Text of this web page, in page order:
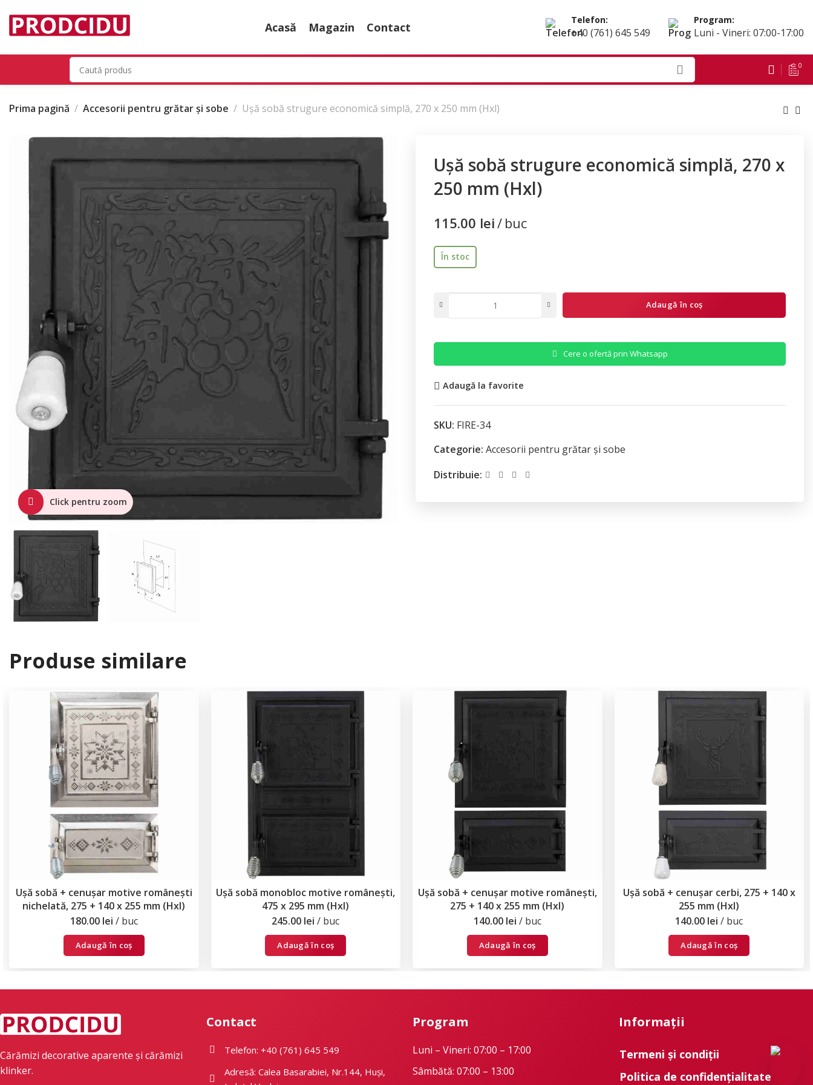
Acasă Magazin Contact Telefon:
+40 (761) 645 549
Program:
Luni - Vineri: 07:00-17:00
0
Prima pagină Accesorii pentru grătar și sobe Ușă sobă strugure economică simplă, 270 x 250 mm (Hxl)
Click pentru zoom
Ușă sobă strugure economică simplă, 270 x
250 mm (Hxl)
115.00 lei buc
În stoc
Adaugă în coș
Cere o ofertă prin Whatsapp
Adaugă la favorite
SKU: FIRE-34
Categorie: Accesorii pentru grătar și sobe
Distribuie:
Produse similare
Ușă sobă + cenușar motive românești
nichelată, 275 + 140 x 255 mm (Hxl)
180.00 lei buc
Adaugă în coș
Ușă sobă monobloc motive românești,
475 x 295 mm (Hxl)
245.00 lei buc
Adaugă în coș
Ușă sobă + cenușar motive românești,
275 + 140 x 255 mm (Hxl)
140.00 lei buc
Adaugă în coș
Ușă sobă + cenușar cerbi, 275 + 140 x
255 mm (Hxl)
140.00 lei buc
Adaugă în coș
Cărămizi decorative aparente și cărămizi
klinker.
Contact
Telefon: +40 (761) 645 549
Adresă: Calea Basarabiei, Nr.144, Huși,
Program
Luni – Vineri: 07:00 – 17:00
Sâmbătă: 07:00 – 13:00
Informații
Termeni și condiții
Politica de confidențialitate